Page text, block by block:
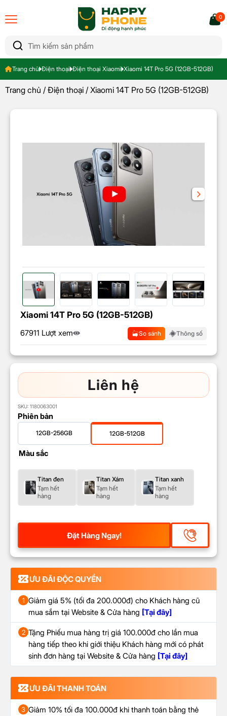
0
Trang chủ Điện thoại Điện thoại Xiaomi Xiaomi 14T Pro 5G (12GB-512GB)
Trang chủ / Điện thoại / Xiaomi 14T Pro 5G (12GB-512GB)
Liên hệ
SKU: 1180063001
Phiên bản
12GB-256GB 12GB-512GB
Màu sắc
Titan đen
Tạm hết
hàng
Titan Xám
Tạm hết
hàng
Titan xanh
Tạm hết
hàng
Đặt Hàng Ngay!
ƯU ĐÃI ĐỘC QUYỀN
1 Giảm giá 5% (tối đa 200.000đ) cho Khách hàng cũ
mua sắm tại Website & Cửa hàng [Tại đây]
2 Tặng Phiếu mua hàng trị giá 100.000đ cho lần mua
hàng tiếp theo khi giới thiệu Khách hàng mới có phát
sinh đơn hàng tại Website & Cửa hàng [Tại đây]
ƯU ĐÃI THANH TOÁN
3 Giảm 10% tối đa 100.000đ khi thanh toán bằng thẻ
Xiaomi 14T Pro 5G (12GB-512GB)
67911 Lượt xem So sánh Thông số